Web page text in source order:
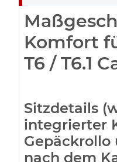
Komfort
T6 / T6.1
Sitzdetails
integrierter
Gepäckrollo
nach dem